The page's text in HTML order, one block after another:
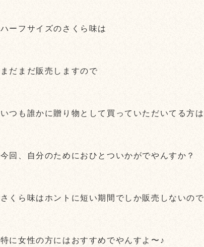
ハーフサイズのさくら味は
まだまだ販売しますので
いつも誰かに贈り物として買っていただいてる方は
今回、自分のためにおひとついかがでやんすか？
さくら味はホントに短い期間でしか販売しないので
特に女性の方にはおすすめでやんすよ〜♪